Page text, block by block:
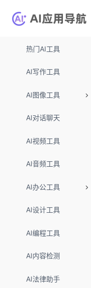
热门AI工具
AI写作工具
AI图像工具
AI对话聊天
AI视频工具
AI音频工具
AI办公工具
AI设计工具
AI编程工具
AI内容检测
AI法律助手